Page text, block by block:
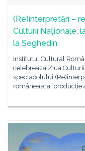
(Re)interpretări –
Culturii Naționale,
la Seghedin
Institutul Cultural
celebrează Ziua
spectacolului
românească, producție